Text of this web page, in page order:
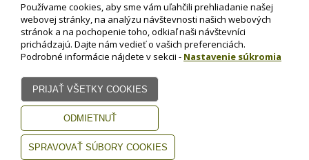
Kontakt
© HIROPRO, spol. s r.o.
Všetky práva vyhradené
Používame cookies, aby sme vám uľahčili prehliadanie našej
webovej stránky, na analýzu návštevnosti našich webových
stránok a na pochopenie toho, odkiaľ naši návštevníci
prichádzajú. Dajte nám vedieť o vašich preferenciách.
Podrobné informácie nájdete v sekcii - Nastavenie súkromia